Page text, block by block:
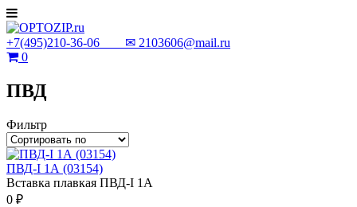
+7(495)210-36-06 ✉ 2103606@mail.ru
0
ПВД
Фильтр
ПВД-I 1А (03154)
Вставка плавкая ПВД-I 1А
0 ₽